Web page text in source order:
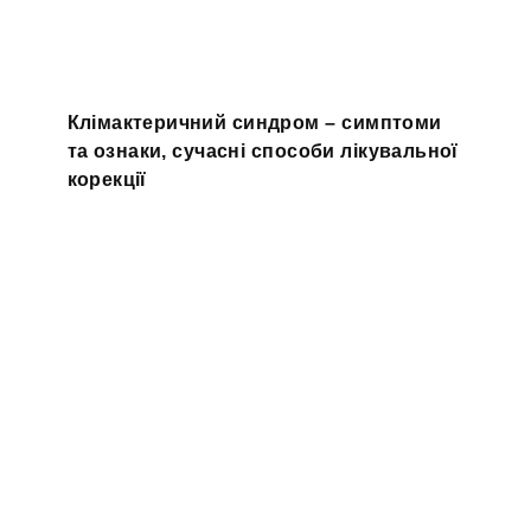
Клімактеричний синдром – симптоми
та ознаки, сучасні способи лікувальної
корекції